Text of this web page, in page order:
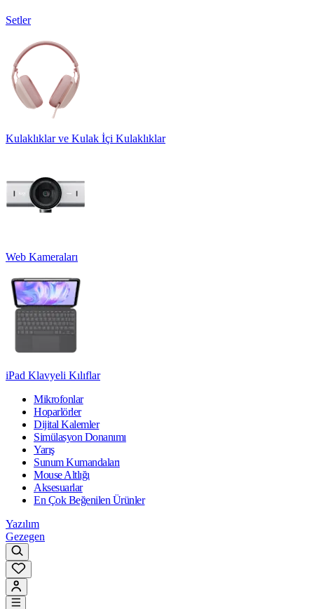
Setler
Kulaklıklar ve Kulak İçi Kulaklıklar
Web Kameraları
iPad Klavyeli Kılıflar
Mikrofonlar
Hoparlörler
Dijital Kalemler
Simülasyon Donanımı
Yarış
Sunum Kumandaları
Mouse Altlığı
Aksesuarlar
En Çok Beğenilen Ürünler
Yazılım
Gezegen